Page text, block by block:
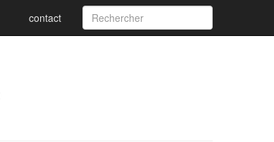
contact